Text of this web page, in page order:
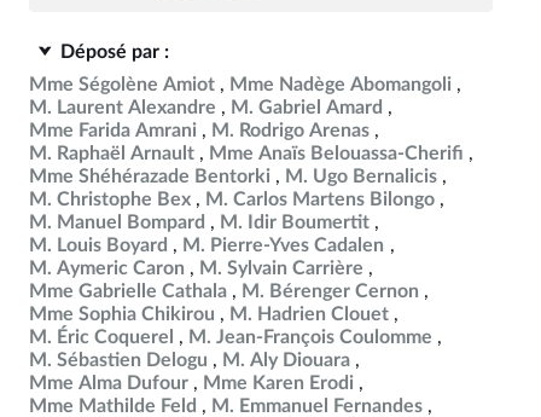
Déposé par :
Mme Ségolène Amiot
Mme Nadège Abomangoli
M. Laurent Alexandre
M. Gabriel Amard
Mme Farida Amrani
M. Rodrigo Arenas
M. Raphaël Arnault
Mme Anaïs Belouassa-Cherifi
Mme Shéhérazade Bentorki
M. Ugo Bernalicis
M. Christophe Bex
M. Carlos Martens Bilongo
M. Manuel Bompard
M. Idir Boumertit
M. Louis Boyard
M. Pierre-Yves Cadalen
M. Aymeric Caron
M. Sylvain Carrière
Mme Gabrielle Cathala
M. Bérenger Cernon
Mme Sophia Chikirou
M. Hadrien Clouet
M. Éric Coquerel
M. Jean-François Coulomme
M. Sébastien Delogu
M. Aly Diouara
Mme Alma Dufour
Mme Karen Erodi
Mme Mathilde Feld
M. Emmanuel Fernandes